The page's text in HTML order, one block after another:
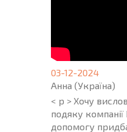
03-12-2024
Анна (Україна)
< p > Хочу
подяку
допомогу